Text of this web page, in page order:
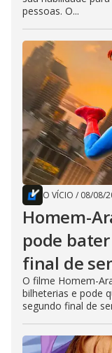
pessoas. O...
O VÍCIO / 08/08/
Homem-
pode
final de
O filme Homem-
bilheterias e pode
segundo final de